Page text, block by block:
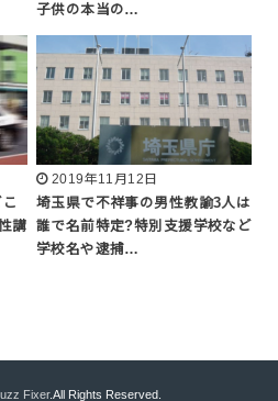
子供の本当の…
講
2019年11月12日
埼玉県で不祥事の男性教諭3人は
誰で名前特定?特別支援学校など
学校名や逮捕…
Fixer.All Rights Reserved.